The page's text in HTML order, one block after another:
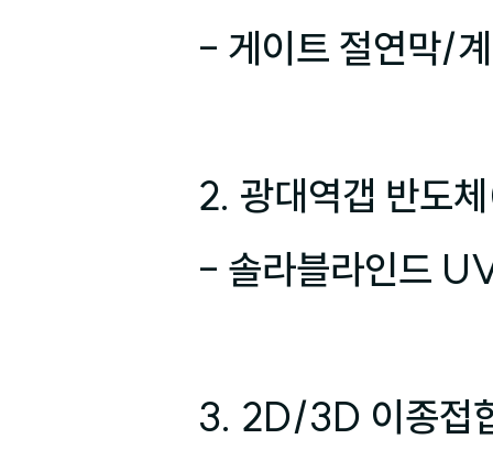
- 게이트 절연막/
2. 광대역갭 반도
- 솔라블라인드
3. 2D/3D 이종접